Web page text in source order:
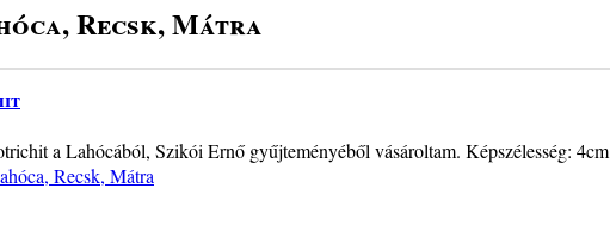
Recsk, Mátra
a Lahócából, Szikói Ernő gyűjteményéből vásároltam. Képszélesség: 4cm
Recsk, Mátra